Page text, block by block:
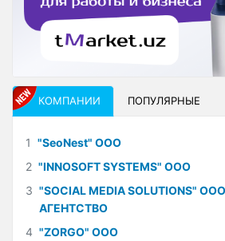
КОМПАНИИ ПОПУЛЯРНЫЕ
1 "SeoNest" ООО
2 "INNOSOFT SYSTEMS" ООО
3 "SOCIAL MEDIA SOLUTIONS"
АГЕНТСТВО
4 "ZORGO" ООО